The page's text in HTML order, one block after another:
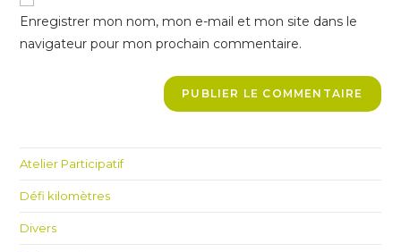
URL
(optional)
Enregistrer mon nom, mon e-mail et mon site dans le
navigateur pour mon prochain commentaire.
Atelier Participatif
Défi kilomètres
Divers